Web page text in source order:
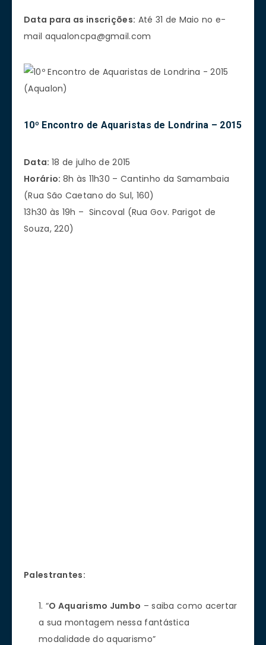
Data para as inscrições: Até 31 de Maio no e-
mail aqualoncpa@gmail.com
10º Encontro de Aquaristas de Londrina – 2015
Data: 18 de julho de 2015
Horário: 8h às 11h30 – Cantinho da Samambaia
(Rua São Caetano do Sul, 160)
13h30 às 19h – Sincoval (Rua Gov. Parigot de
Souza, 220)
Palestrantes:
“O Aquarismo Jumbo – saiba como acertar
a sua montagem nessa fantástica
modalidade do aquarismo”